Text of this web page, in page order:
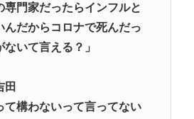
てるやつって死にたくならん
」買わないの？モデル3なら300
が進行「一人で外出られない」
筆談」…自宅全焼から約1年
専門家だったらインフルと
んだからコロナで死んだっ
いて言える？」
田
て構わないって言ってない